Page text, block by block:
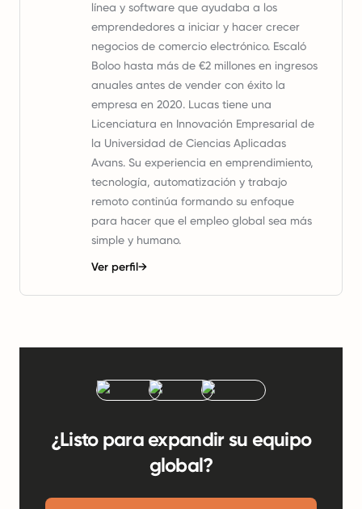
línea y software que ayudaba a los
emprendedores a iniciar y hacer crecer
negocios de comercio electrónico. Escaló
Boloo hasta más de €2 millones en ingresos
anuales antes de vender con éxito la
empresa en 2020. Lucas tiene una
Licenciatura en Innovación Empresarial de
la Universidad de Ciencias Aplicadas
Avans. Su experiencia en emprendimiento,
tecnología, automatización y trabajo
remoto continúa formando su enfoque
para hacer que el empleo global sea más
simple y humano.
Ver perfil→
¿Listo para expandir su equipo
global?